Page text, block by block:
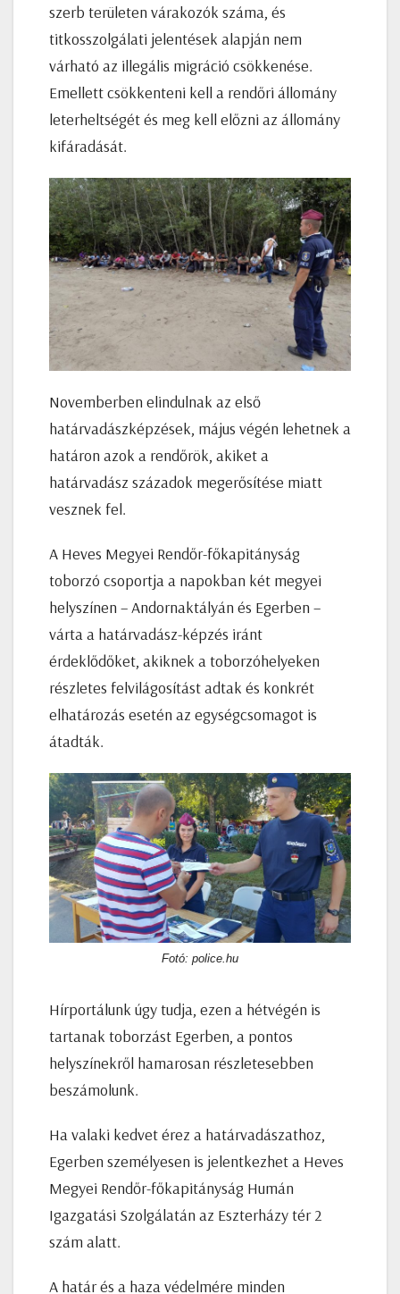
szerb területen várakozók száma, és
titkosszolgálati jelentések alapján nem
várható az illegális migráció csökkenése.
Emellett csökkenteni kell a rendőri állomány
leterheltségét és meg kell előzni az állomány
kifáradását.
Novemberben elindulnak az első
határvadászképzések, május végén lehetnek a
határon azok a rendőrök, akiket a
határvadász századok megerősítése miatt
vesznek fel.
A Heves Megyei Rendőr-főkapitányság
toborzó csoportja a napokban két megyei
helyszínen – Andornaktályán és Egerben –
várta a határvadász-képzés iránt
érdeklődőket, akiknek a toborzóhelyeken
részletes felvilágosítást adtak és konkrét
elhatározás esetén az egységcsomagot is
átadták.
Fotó: police.hu
Hírportálunk úgy tudja, ezen a hétvégén is
tartanak toborzást Egerben, a pontos
helyszínekről hamarosan részletesebben
beszámolunk.
Ha valaki kedvet érez a határvadászathoz,
Egerben személyesen is jelentkezhet a Heves
Megyei Rendőr-főkapitányság Humán
Igazgatási Szolgálatán az Eszterházy tér 2
szám alatt.
A határ és a haza védelmére minden